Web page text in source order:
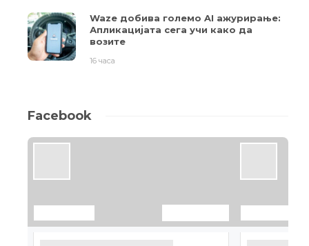
Waze добива големо AI ажурирање:
Апликацијата сега учи како да
возите
16 часа
Facebook